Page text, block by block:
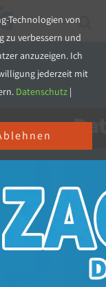
Technologien von
zu verbessern und
anzuzeigen. Ich
jederzeit mit
Datenschutz |